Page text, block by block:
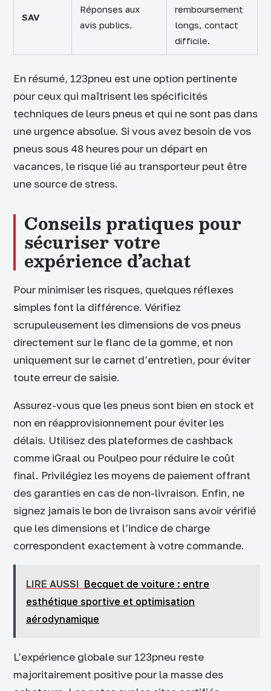
SAV
Réponses aux
avis publics.
remboursement
longs, contact
difficile.
En résumé, 123pneu est une option pertinente
pour ceux qui maîtrisent les spécificités
techniques de leurs pneus et qui ne sont pas dans
une urgence absolue. Si vous avez besoin de vos
pneus sous 48 heures pour un départ en
vacances, le risque lié au transporteur peut être
une source de stress.
Conseils pratiques pour
sécuriser votre
expérience d’achat
Pour minimiser les risques, quelques réflexes
simples font la différence. Vérifiez
scrupuleusement les dimensions de vos pneus
directement sur le flanc de la gomme, et non
uniquement sur le carnet d’entretien, pour éviter
toute erreur de saisie.
Assurez-vous que les pneus sont bien en stock et
non en réapprovisionnement pour éviter les
délais. Utilisez des plateformes de cashback
comme iGraal ou Poulpeo pour réduire le coût
final. Privilégiez les moyens de paiement offrant
des garanties en cas de non-livraison. Enfin, ne
signez jamais le bon de livraison sans avoir vérifié
que les dimensions et l’indice de charge
correspondent exactement à votre commande.
LIRE AUSSI Becquet de voiture : entre
esthétique sportive et optimisation
aérodynamique
L’expérience globale sur 123pneu reste
majoritairement positive pour la masse des